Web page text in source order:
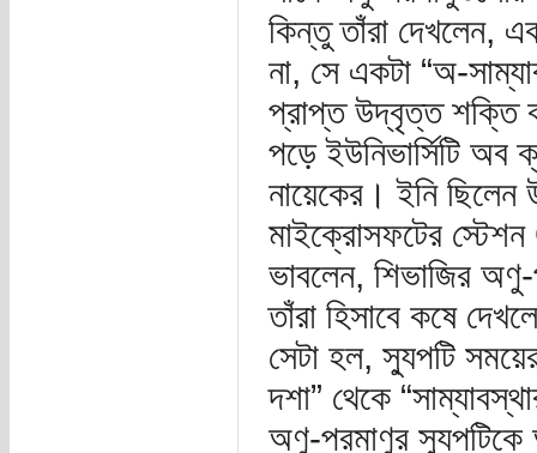
কিন্তু তাঁরা দেখলেন,
না, সে একটা “অ-
প্রাপ্ত উদ্বৃত্ত শক্তি
পড়ে ইউনিভার্সিটি অব
নায়েকের। ইনি
মাইক্রোসফটের স্টেশন
ভাবলেন, শিভাজির
তাঁরা হিসাবে কষে
সেটা হল, স্যুপটি
দশা” থেকে
অণু-পরমাণুর স্যুপটিকে